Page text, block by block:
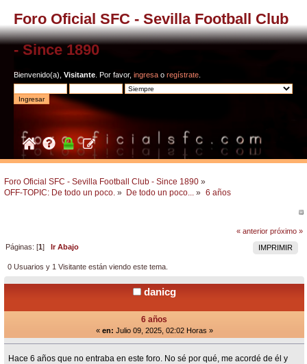
Foro Oficial SFC - Sevilla Football Club
- Since 1890
Bienvenido(a), Visitante . Por favor, ingresa o regístrate
Foro Oficial SFC - Sevilla Football Club - Since 1890 »
OFF-TOPIC: De todo un poco. » De todo un poco... » 6 años
« anterior próximo »
IMPRIMIR
Páginas: [1]Ir Abajo
0 Usuarios y 1 Visitante están viendo este tema.
danicg
6 años
« en: Julio 09, 2025, 02:02 Horas »
Hace 6 años que no entraba en este foro. No sé por qué, me acordé de él y